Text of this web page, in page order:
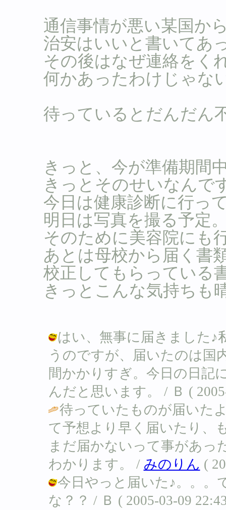
通信事情が悪い某国か
治安はいいと書いてあ
その後はなぜ連絡をく
何かあったわけじゃな
待っているとだんだん
きっと、今が準備期間
きっとそのせいなんで
今日は健康診断に行っ
明日は写真を撮る予定
そのために美容院にも
あとは母校から届く書
校正してもらっている
きっとこんな気持ちも
はい、無事に届きました♪
うのですが、届いたのは国
間かかりすぎ。今日の日記
んだと思います。 / Ｂ (
待っていたものが届いた
て予想より早く届いたり、
まだ届かないって事があっ
わかります。 / みのりん (
今日やっと届いた♪。。。
な？？ / Ｂ ( 2005-03-09